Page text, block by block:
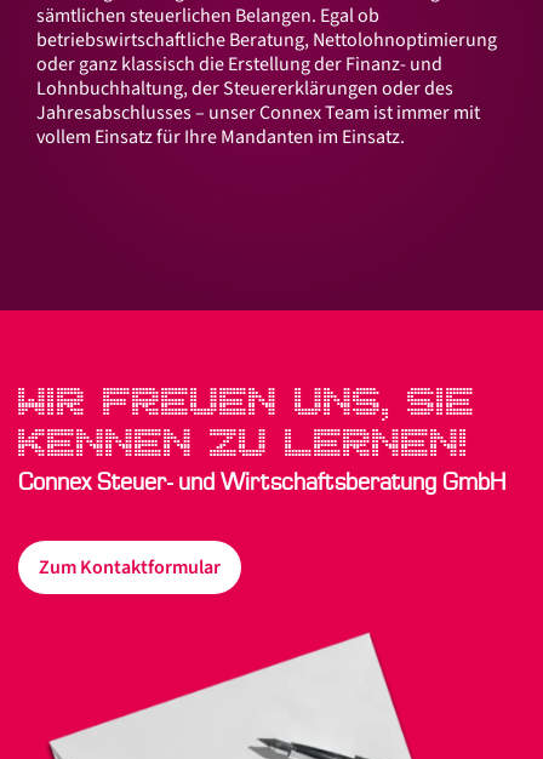
sämtlichen steuerlichen Belangen. Egal ob
betriebswirtschaftliche Beratung, Nettolohnoptimierung
oder ganz klassisch die Erstellung der Finanz- und
Lohnbuchhaltung, der Steuererklärungen oder des
Jahresabschlusses – unser Connex Team ist immer mit
vollem Einsatz für Ihre Mandanten im Einsatz.
WIR FREUEN UNS, SIE
KENNEN ZU LERNEN!
Connex Steuer- und Wirtschaftsberatung GmbH
Zum Kontaktformular